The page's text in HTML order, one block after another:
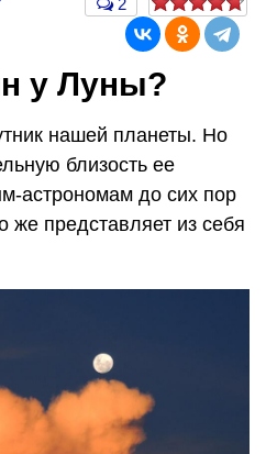
2
у Луны?
нашей планеты. Но
близость ее
астрономам до сих пор
же представляет из себя